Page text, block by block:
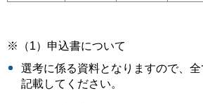
※（1）申込書について
選考に係る資料となりますので、
記載してください。